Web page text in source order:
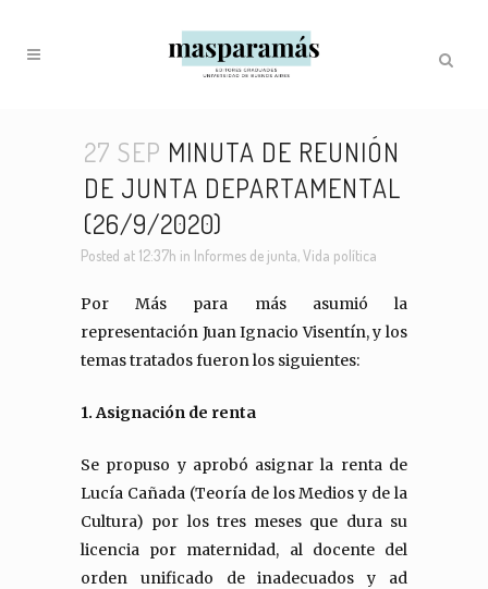
27 SEP MINUTA DE REUNIÓN
DE JUNTA DEPARTAMENTAL
(26/9/2020)
Posted at 12:37h in Informes de junta,Vida política
Por Más para más asumió la
representación Juan Ignacio Visentín, y los
temas tratados fueron los siguientes:
1. Asignación de renta
Se propuso y aprobó asignar la renta de
Lucía Cañada (Teoría de los Medios y de la
Cultura) por los tres meses que dura su
licencia por maternidad, al docente del
orden unificado de inadecuados y ad